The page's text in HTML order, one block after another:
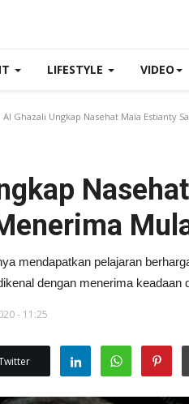
LIFESTYLE VIDEO
Al Ghazali Ungkap Nasehat Maia Estianty
mendapatkan pelajaran
dengan menerima keadaan
- 11:25